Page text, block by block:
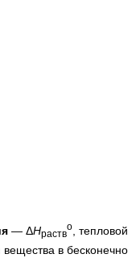
— ΔHраств
о
, тепловой
в бесконечно